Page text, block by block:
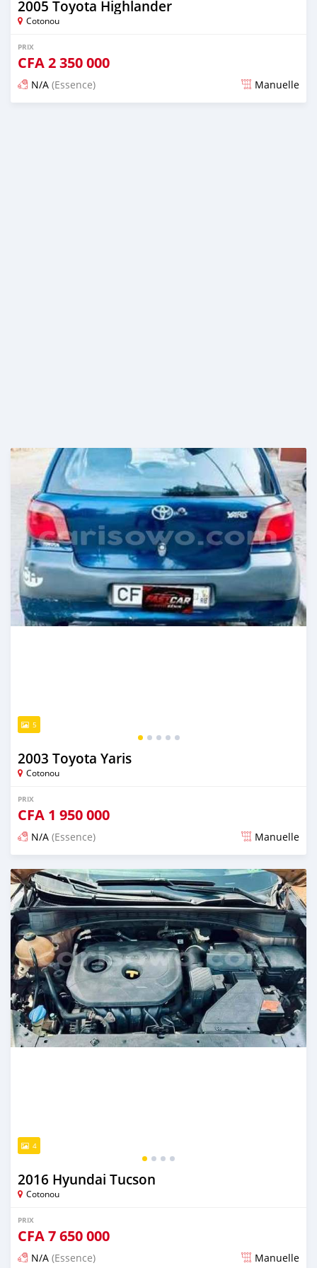
2005 Toyota Highlander
Cotonou
PRIX
CFA2 350 000
N/A (Essence) Manuelle
5
2003 Toyota Yaris
Cotonou
PRIX
CFA 1 950 000
N/A (Essence) Manuelle
Publié il y a 4 jours
4
2016 Hyundai Tucson
Cotonou
PRIX
CFA7 650 000
N/A (Essence) Manuelle